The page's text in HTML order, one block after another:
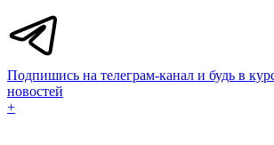
Подпишись на телеграм-канал и будь в
новостей
+